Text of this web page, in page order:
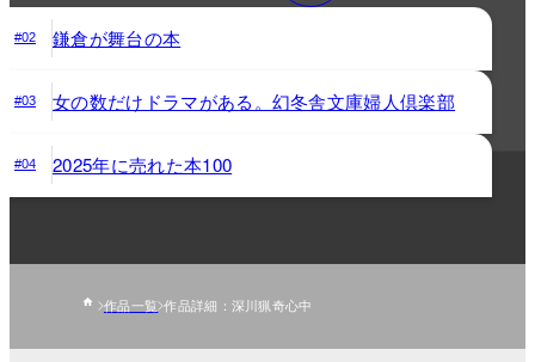
#02 鎌倉が舞台の本
#03 女の数だけドラマがある。幻冬舎文庫婦人倶楽部
#04 2025年に売れた本100
作品一覧 作品詳細：深川猟奇心中